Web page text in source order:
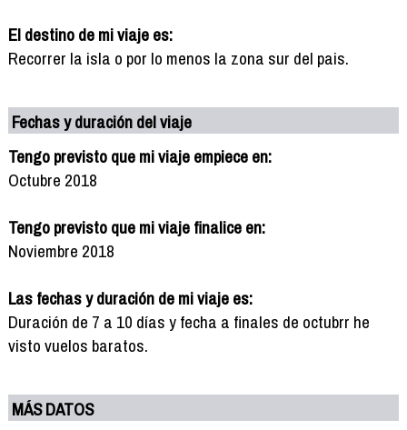
El destino de mi viaje es:
Recorrer la isla o por lo menos la zona sur del pais.
Fechas y duración del viaje
Tengo previsto que mi viaje empiece en:
Octubre 2018
Tengo previsto que mi viaje finalice en:
Noviembre 2018
Las fechas y duración de mi viaje es:
Duración de 7 a 10 días y fecha a finales de octubrr he
visto vuelos baratos.
MÁS DATOS